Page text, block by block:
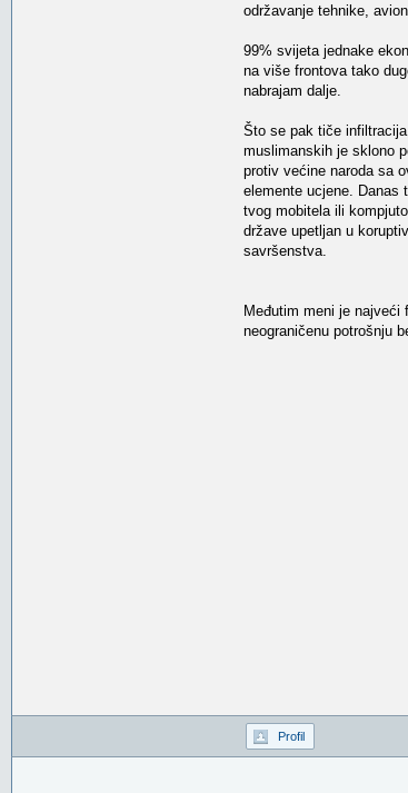
održavanje tehnike,
99% svijeta jednake
na više frontova tako
nabrajam dalje.
Što se pak tiče
muslimanskih je sklono
protiv većine naroda sa
elemente ucjene. Danas
tvog mobitela ili
države upetljan u
savršenstva.
Međutim meni je
neograničenu potrošnju
Profil